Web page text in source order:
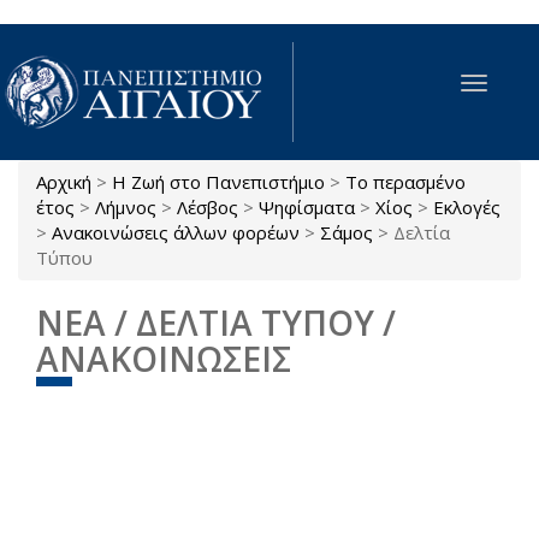
Παράκαμψη προς το κυρίως περιεχόμενο
Toggle
Είστε εδώ
Αρχική > Η Ζωή στο Πανεπιστήμιο > Το περασμένο
έτος > Λήμνος > Λέσβος > Ψηφίσματα > Χίος > Εκλογές
> Ανακοινώσεις άλλων φορέων > Σάμος > Δελτία
Τύπου
ΝΕΑ / ΔΕΛΤΙΑ ΤΥΠΟΥ /
ΑΝΑΚΟΙΝΩΣΕΙΣ